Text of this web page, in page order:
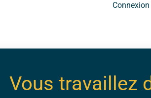
Vous travaillez